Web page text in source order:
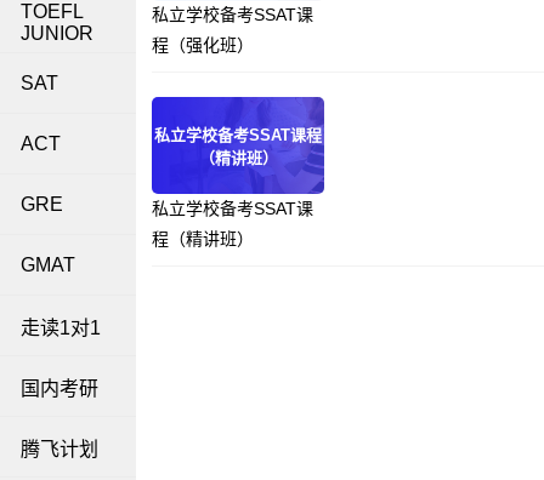
TOEFL
JUNIOR
SAT
ACT
GRE
GMAT
走读1对1
国内考研
腾飞计划
私立学校备考SSAT课
程（强化班）
私立学校备考SSAT课程
（精讲班）
私立学校备考SSAT课
程（精讲班）